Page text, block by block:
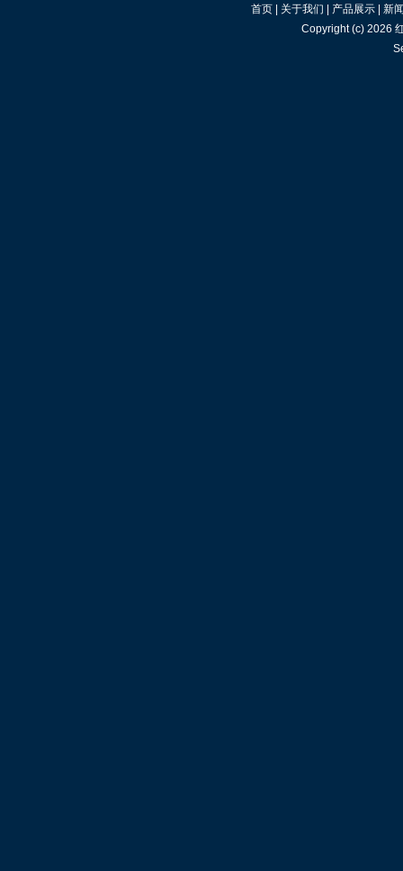
首页| 关于我们 产品展示| 新
Copyright (c) 2026